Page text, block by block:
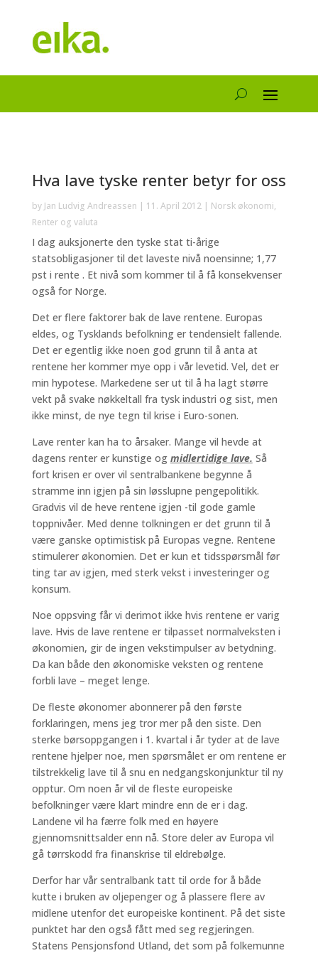
Hva lave tyske renter betyr for oss
by Jan Ludvig Andreassen | 11. April 2012| Norsk økonomi,
Renter og valuta
I dag auksjonerte den tyske stat ti-årige
statsobligasjoner til det laveste nivå noensinne; 1,77
pst i rente . Et nivå som kommer til å få konsekvenser
også for Norge.
Det er flere faktorer bak de lave rentene. Europas
eldes, og Tysklands befolkning er tendensielt fallende.
Det er egentlig ikke noen god grunn til å anta at
rentene her kommer mye opp i vår levetid. Vel, det er
min hypotese. Markedene ser ut til å ha lagt større
vekt på svake nøkkeltall fra tysk industri og sist, men
ikke minst, de nye tegn til krise i Euro-sonen.
Lave renter kan ha to årsaker. Mange vil hevde at
dagens renter er kunstige og midlertidige lave. Så
fort krisen er over vil sentralbankene begynne å
stramme inn igjen på sin løsslupne pengepolitikk.
Gradvis vil de heve rentene igjen -til gode gamle
toppnivåer. Med denne tolkningen er det grunn til å
være ganske optimistisk på Europas vegne. Rentene
stimulerer økonomien. Det er kun et tidsspørsmål før
ting tar av igjen, med sterk vekst i investeringer og
konsum.
Noe oppsving får vi derimot ikke hvis rentene er varig
lave. Hvis de lave rentene er tilpasset normalveksten i
økonomien, gir de ingen vekstimpulser av betydning.
Da kan både den økonomiske veksten og rentene
forbli lave – meget lenge.
De fleste økonomer abonnerer på den første
forklaringen, mens jeg tror mer på den siste. Den
sterke børsoppgangen i 1. kvartal i år tyder at de lave
rentene hjelper noe, men spørsmålet er om rentene er
tilstrekkelig lave til å snu en nedgangskonjunktur til ny
opptur. Om noen år vil de fleste europeiske
befolkninger være klart mindre enn de er i dag.
Landene vil ha færre folk med en høyere
gjennomsnittsalder enn nå. Store deler av Europa vil
gå tørrskodd fra finanskrise til eldrebølge.
Derfor har vår sentralbank tatt til orde for å både
kutte i bruken av oljepenger og å plassere flere av
midlene utenfor det europeiske kontinent. På det siste
punktet har den også fått med seg regjeringen.
Statens Pensjonsfond Utland, det som på folkemunne